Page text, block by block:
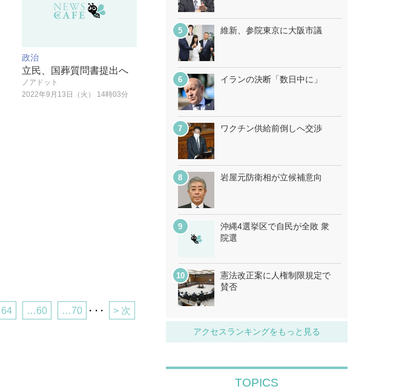
政治
立民、国葬質問書提出へ
ノアドット
2022年9月13日（火） 14時03分
64 …60 …70 ・・・
> 次
維新、参院東京に大阪市議
イランの決断「数日中に」
ワクチン供給前倒しへ交渉
岩屋元防衛相が立候補意向
沖縄4選挙区で自民が全敗 衆
院選
憲法改正案に人権制限規定で
賛否
アクセスランキングをもっと見る
TOPICS